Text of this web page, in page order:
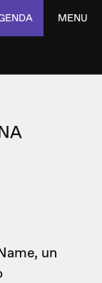
MENU
un